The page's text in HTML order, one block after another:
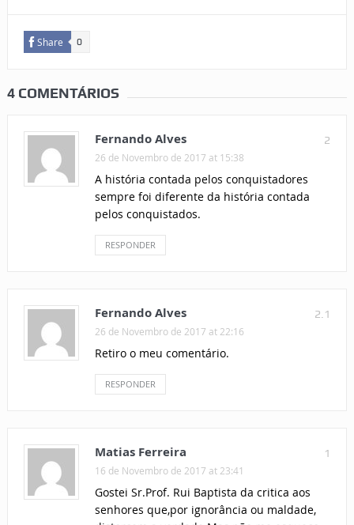
Share 0
4 COMENTÁRIOS
2
Fernando Alves
26 de Novembro de 2017 at 15:38
A história contada pelos conquistadores
sempre foi diferente da história contada
pelos conquistados.
RESPONDER
2.1
Fernando Alves
26 de Novembro de 2017 at 22:16
Retiro o meu comentário.
RESPONDER
1
Matias Ferreira
16 de Novembro de 2017 at 23:41
Gostei Sr.Prof. Rui Baptista da critica aos
senhores que,por ignorância ou maldade,